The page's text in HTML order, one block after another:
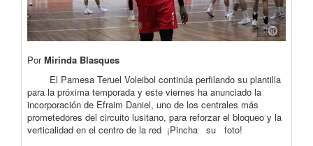
PorMirinda Blasques
El Pamesa Teruel Voleibol continúa perfilando su plantilla
para la próxima temporada y este viernes ha anunciado la
incorporación de Efraim Daniel, uno de los centrales más
prometedores del circuito lusitano, para reforzar el bloqueo y la
verticalidad en el centro de la red ¡Pincha su foto!